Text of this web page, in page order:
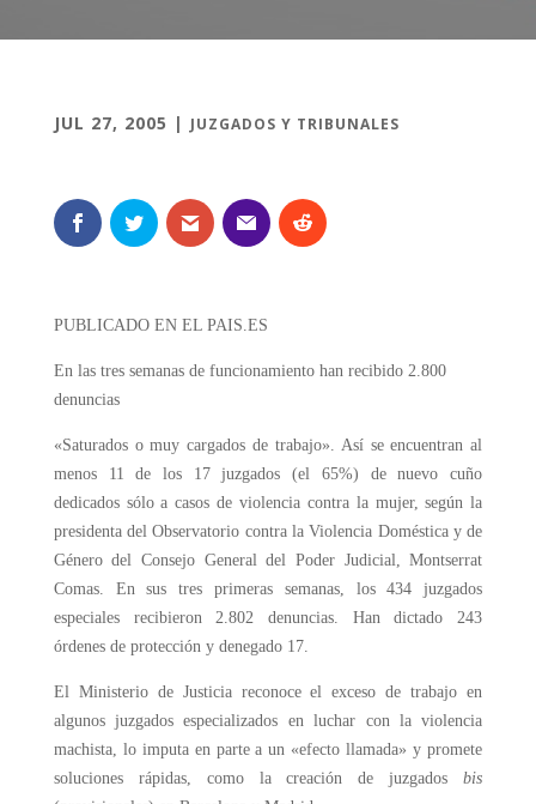
JUL 27, 2005 | JUZGADOS Y TRIBUNALES
PUBLICADO EN EL PAIS.ES
En las tres semanas de funcionamiento han recibido 2.800
denuncias
«Saturados o muy cargados de trabajo». Así se encuentran al
menos 11 de los 17 juzgados (el 65%) de nuevo cuño
dedicados sólo a casos de violencia contra la mujer, según la
presidenta del Observatorio contra la Violencia Doméstica y de
Género del Consejo General del Poder Judicial, Montserrat
Comas. En sus tres primeras semanas, los 434 juzgados
especiales recibieron 2.802 denuncias. Han dictado 243
órdenes de protección y denegado 17.
El Ministerio de Justicia reconoce el exceso de trabajo en
algunos juzgados especializados en luchar con la violencia
machista, lo imputa en parte a un «efecto llamada» y promete
soluciones rápidas, como la creación de juzgadosbis